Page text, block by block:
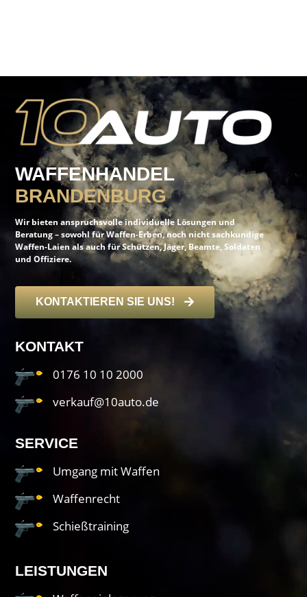
WAFFENHANDEL
BRANDENBURG
Wir bieten anspruchsvolle individuelle Lösungen und
Beratung – sowohl für Waffen-Erben, noch nicht sachkundige
Waffen-Laien als auch für Schützen, Jäger, Beamte, Soldaten
und Offiziere.
KONTAKTIEREN SIE UNS!
KONTAKT
0176 10 10 2000
verkauf@10auto.de
SERVICE
Umgang mit Waffen
Waffenrecht
Schießtraining
LEISTUNGEN